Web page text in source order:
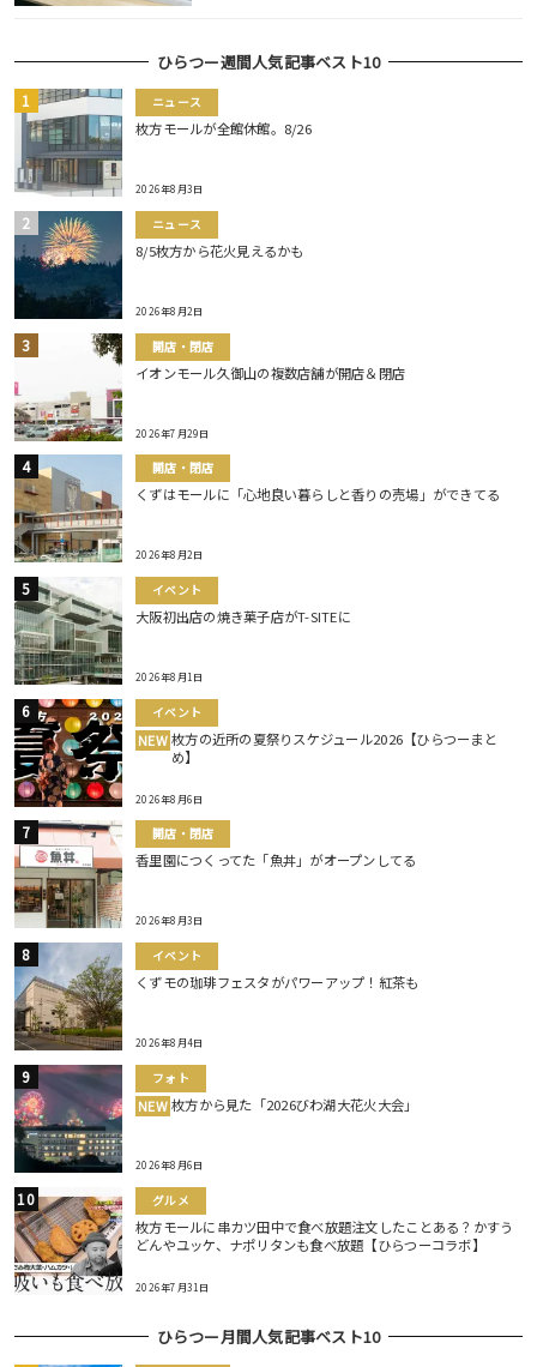
ひらつー週間人気記事ベスト10
ニュース
枚方モールが全館休館。8/26
2026年8月3日
ニュース
8/5枚方から花火見えるかも
2026年8月2日
開店・閉店
イオンモール久御山の複数店舗が開店＆閉店
2026年7月29日
開店・閉店
くずはモールに「心地良い暮らしと香りの売場」ができてる
2026年8月2日
イベント
大阪初出店の焼き菓子店がT-SITEに
2026年8月1日
イベント
NEW 枚方の近所の夏祭りスケジュール2026【ひらつーまと
め】
2026年8月6日
開店・閉店
香里園につくってた「魚丼」がオープンしてる
2026年8月3日
イベント
くずモの珈琲フェスタがパワーアップ！紅茶も
2026年8月4日
フォト
NEW 枚方から見た「2026びわ湖大花火大会」
2026年8月6日
グルメ
枚方モールに串カツ田中で食べ放題注文したことある？かすう
どんやユッケ、ナポリタンも食べ放題【ひらつーコラボ】
2026年7月31日
ひらつー月間人気記事ベスト10